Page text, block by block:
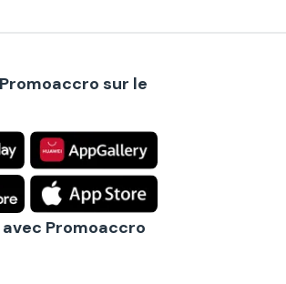
sur le
avec Promoaccro